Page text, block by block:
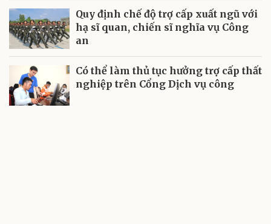
Quy định chế độ trợ cấp xuất ngũ với
hạ sĩ quan, chiến sĩ nghĩa vụ Công
an
Có thể làm thủ tục hưởng trợ cấp thất
nghiệp trên Cổng Dịch vụ công